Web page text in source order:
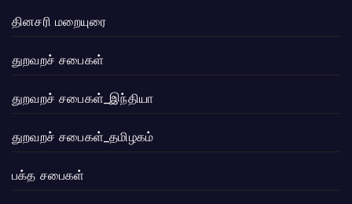
தினசரி மறையுரை
துறவறச் சபைகள்
துறவறச் சபைகள்_இந்தியா
துறவறச் சபைகள்_தமிழகம்
பக்த சபைகள்